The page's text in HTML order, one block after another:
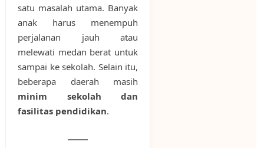
satu masalah utama. Banyak
anak harus menempuh
perjalanan jauh atau
melewati medan berat untuk
sampai ke sekolah. Selain itu,
beberapa daerah masih
minim sekolah dan
fasilitas pendidikan.